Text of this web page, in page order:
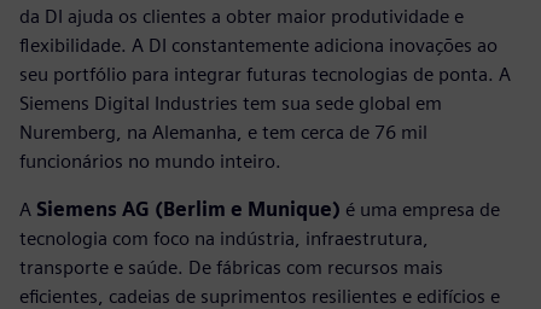
da DI ajuda os clientes a obter maior produtividade e
flexibilidade. A DI constantemente adiciona inovações ao
seu portfólio para integrar futuras tecnologias de ponta. A
Siemens Digital Industries tem sua sede global em
Nuremberg, na Alemanha, e tem cerca de 76 mil
funcionários no mundo inteiro.
A Siemens AG (Berlim e Munique) é uma empresa de
tecnologia com foco na indústria, infraestrutura,
transporte e saúde. De fábricas com recursos mais
eficientes, cadeias de suprimentos resilientes e edifícios e